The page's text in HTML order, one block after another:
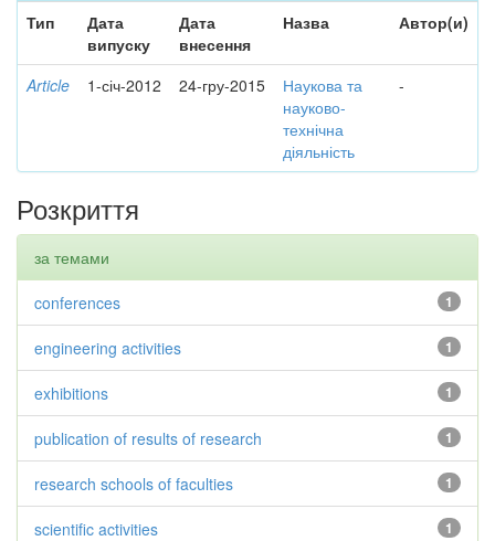
Тип
Дата
випуску
Дата
внесення
Назва Автор(и)
Article 1-січ-2012 24-гру-2015
Наукова та
науково-
технічна
діяльність
-
Розкриття
за темами
1
conferences
1
engineering activities
1
exhibitions
1
publication of results of research
1
research schools of faculties
1
scientific activities